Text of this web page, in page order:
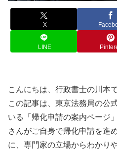
X
LINE
こんにちは、行政書士の川本で
この記事は、東京法務局の公
いる「帰化申請の案内ページ
さんがご自身で帰化申請を進
に、専門家の立場からわかり